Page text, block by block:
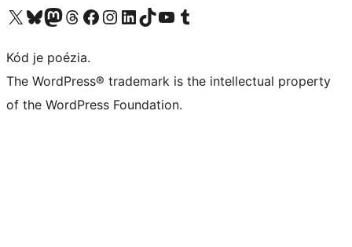
Navštívte náš účet na X (predtým Twitter)
Navštívte náš účet na platforme Bluesky
Navštívte náš účet na Mastodone
Navštívte náš účet na platforme Threads
Navštívte našu stránku na Facebooku
Navštívte náš účet Instagram
Navštívte náš účet LinkedIn
Navštívte náš účet na platforme TikTok
Navštívte náš kanál YouTube
Navštívte náš účet na platforme Tumblr
Kód je poézia.
The WordPress® trademark is the intellectual property
of the WordPress Foundation.